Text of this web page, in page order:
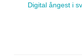
Navigera
Digital ångest i